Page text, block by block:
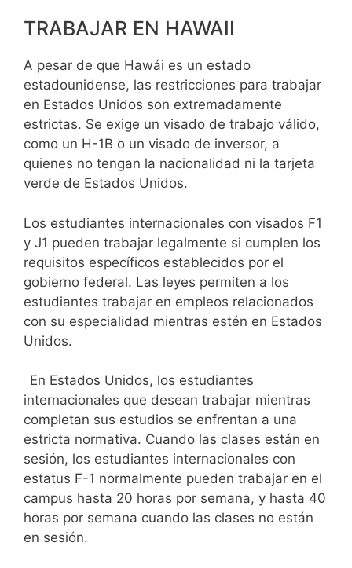
TRABAJAR EN HAWAII
A pesar de que Hawái es un estado
estadounidense, las restricciones para trabajar
en Estados Unidos son extremadamente
estrictas. Se exige un visado de trabajo válido,
como un H-1B o un visado de inversor, a
quienes no tengan la nacionalidad ni la tarjeta
verde de Estados Unidos.
Los estudiantes internacionales con visados F1
y J1 pueden trabajar legalmente si cumplen los
requisitos específicos establecidos por el
gobierno federal. Las leyes permiten a los
estudiantes trabajar en empleos relacionados
con su especialidad mientras estén en Estados
Unidos.
En Estados Unidos, los estudiantes
internacionales que desean trabajar mientras
completan sus estudios se enfrentan a una
estricta normativa. Cuando las clases están en
sesión, los estudiantes internacionales con
estatus F-1 normalmente pueden trabajar en el
campus hasta 20 horas por semana, y hasta 40
horas por semana cuando las clases no están
en sesión.